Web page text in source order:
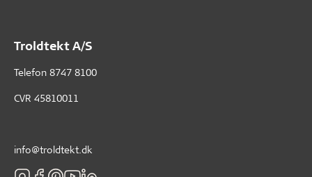
Troldtekt A/S
Telefon 8747 8100
CVR 45810011
info@troldtekt.dk